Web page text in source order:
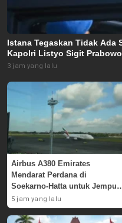
Istana Tegaskan Tidak Ada
Kapolri Listyo Sigit Prabowo
3 jam yang lalu
Airbus A380 Emirates
Mendarat Perdana di
Soekarno-Hatta untuk Jemput
Skuad AC Milan
5 jam yang lalu